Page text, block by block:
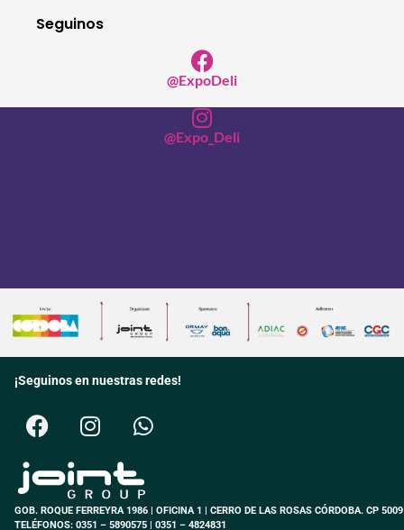
Seguinos
@ExpoDeli
@Expo_Deli
¡Seguinos en nuestras redes!
GOB. ROQUE FERREYRA 1986 | OFICINA 1 | CERRO DE LAS ROSAS CÓRDOBA. CP 5009
TELÉFONOS: 0351 – 5890575 | 0351 – 4824831